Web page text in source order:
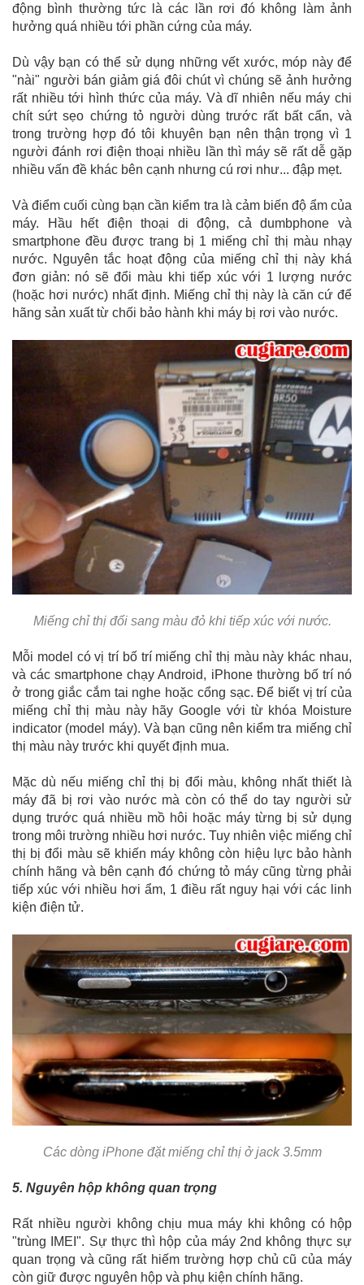
động bình thường tức là các lần rơi đó không làm ảnh
hưởng quá nhiều tới phần cứng của máy.
Dù vậy bạn có thể sử dụng những vết xước, móp này để
"nài" người bán giảm giá đôi chút vì chúng sẽ ảnh hưởng
rất nhiều tới hình thức của máy. Và dĩ nhiên nếu máy chi
chít sứt sẹo chứng tỏ người dùng trước rất bất cẩn, và
trong trường hợp đó tôi khuyên bạn nên thận trọng vì 1
người đánh rơi điện thoại nhiều lần thì máy sẽ rất dễ gặp
nhiều vấn đề khác bên cạnh nhưng cú rơi như... đập mẹt.
Và điểm cuối cùng bạn cần kiểm tra là cảm biến độ ẩm của
máy. Hầu hết điện thoại di động, cả dumbphone và
smartphone đều được trang bị 1 miếng chỉ thị màu nhạy
nước. Nguyên tắc hoạt động của miếng chỉ thị này khá
đơn giản: nó sẽ đổi màu khi tiếp xúc với 1 lượng nước
(hoặc hơi nước) nhất định. Miếng chỉ thị này là căn cứ để
hãng sản xuất từ chối bảo hành khi máy bị rơi vào nước.
Miếng chỉ thị đổi sang màu đỏ khi tiếp xúc với nước.
Mỗi model có vị trí bố trí miếng chỉ thị màu này khác nhau,
và các smartphone chạy Android, iPhone thường bố trí nó
ở trong giắc cắm tai nghe hoặc cổng sạc. Để biết vị trí của
miếng chỉ thị màu này hãy Google với từ khóa Moisture
indicator (model máy). Và bạn cũng nên kiểm tra miếng chỉ
thị màu này trước khi quyết định mua.
Mặc dù nếu miếng chỉ thị bị đổi màu, không nhất thiết là
máy đã bị rơi vào nước mà còn có thể do tay người sử
dụng trước quá nhiều mồ hôi hoặc máy từng bị sử dụng
trong môi trường nhiều hơi nước. Tuy nhiên việc miếng chỉ
thị bị đổi màu sẽ khiến máy không còn hiệu lực bảo hành
chính hãng và bên cạnh đó chứng tỏ máy cũng từng phải
tiếp xúc với nhiều hơi ẩm, 1 điều rất nguy hại với các linh
kiện điện tử.
Các dòng iPhone đặt miếng chỉ thị ở jack 3.5mm
5. Nguyên hộp không quan trọng
Rất nhiều người không chịu mua máy khi không có hộp
"trùng IMEI". Sự thực thì hộp của máy 2nd không thực sự
quan trọng và cũng rất hiếm trường hợp chủ cũ của máy
còn giữ được nguyên hộp và phụ kiện chính hãng.